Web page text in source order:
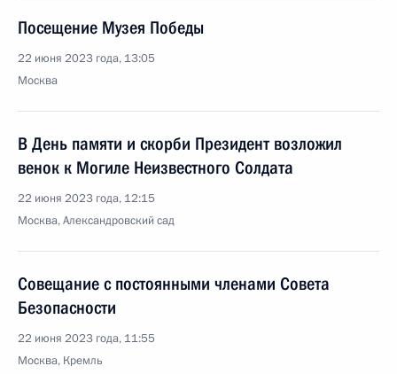
Посещение Музея Победы
22 июня 2023 года, 13:05
Москва
В День памяти и скорби Президент возложил
венок к Могиле Неизвестного Солдата
22 июня 2023 года, 12:15
Москва, Александровский сад
Совещание с постоянными членами Совета
Безопасности
22 июня 2023 года, 11:55
Москва, Кремль